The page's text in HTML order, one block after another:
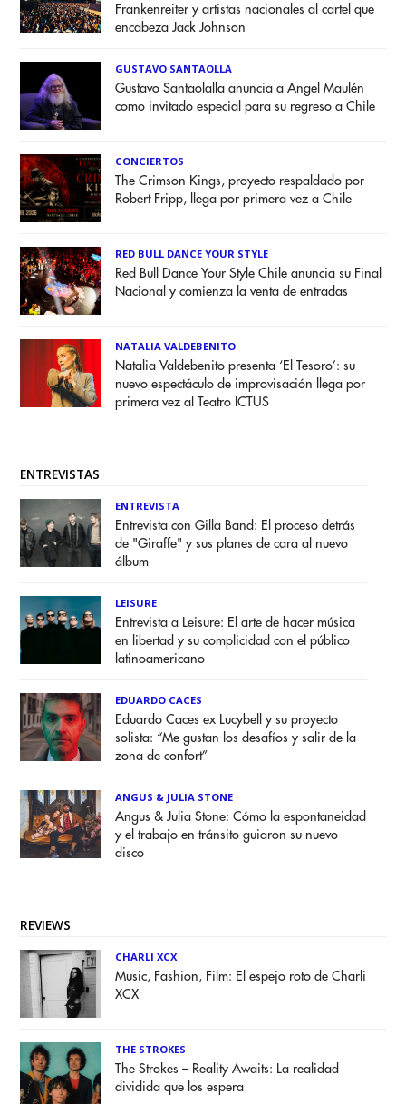
Frankenreiter y artistas nacionales al cartel que
encabeza Jack Johnson
GUSTAVO SANTAOLLA
Gustavo Santaolalla anuncia a Angel Maulén
como invitado especial para su regreso a Chile
CONCIERTOS
The Crimson Kings, proyecto respaldado por
Robert Fripp, llega por primera vez a Chile
RED BULL DANCE YOUR STYLE
Red Bull Dance Your Style Chile anuncia su Final
Nacional y comienza la venta de entradas
NATALIA VALDEBENITO
Natalia Valdebenito presenta ‘El Tesoro’: su
nuevo espectáculo de improvisación llega por
primera vez al Teatro ICTUS
ENTREVISTAS
ENTREVISTA
Entrevista con Gilla Band: El proceso detrás
de "Giraffe" y sus planes de cara al nuevo
álbum
LEISURE
Entrevista a Leisure: El arte de hacer música
en libertad y su complicidad con el público
latinoamericano
EDUARDO CACES
Eduardo Caces ex Lucybell y su proyecto
solista: “Me gustan los desafíos y salir de la
zona de confort”
ANGUS & JULIA STONE
Angus & Julia Stone: Cómo la espontaneidad
y el trabajo en tránsito guiaron su nuevo
disco
REVIEWS
CHARLI XCX
Music, Fashion, Film: El espejo roto de Charli
XCX
THE STROKES
The Strokes – Reality Awaits: La realidad
dividida que los espera